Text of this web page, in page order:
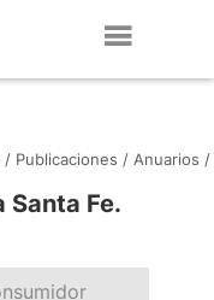
/ Publicaciones / Anuarios /
Santa Fe.